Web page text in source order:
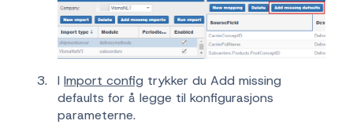
I Import config trykker du Add missing
defaults for å legge til konfigurasjons
parameterne.